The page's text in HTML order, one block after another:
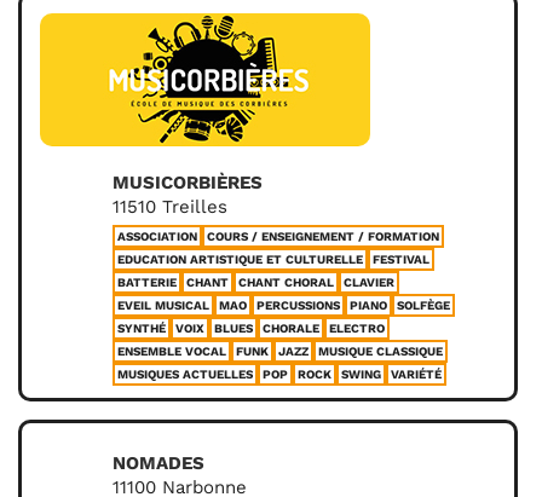
MUSICORBIÈRES
11510 Treilles
ASSOCIATION
COURS / ENSEIGNEMENT / FORMATION
EDUCATION ARTISTIQUE ET CULTURELLE
FESTIVAL
BATTERIE
CHANT CHANT CHORAL
CLAVIER
EVEIL MUSICAL
MAO PERCUSSIONS PIANO
SOLFÈGE
SYNTHÉ
VOIX BLUES CHORALE
ELECTRO
ENSEMBLE VOCAL
FUNK JAZZ
MUSIQUE CLASSIQUE
MUSIQUES ACTUELLES
POP ROCK SWING VARIÉTÉ
NOMADES
11100 Narbonne